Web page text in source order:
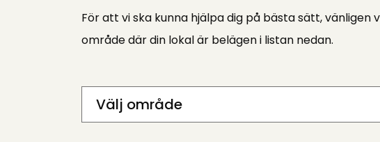
För att vi ska kunna hjälpa dig på bästa sätt, vänligen
område där din lokal är belägen i listan nedan.
Välj område